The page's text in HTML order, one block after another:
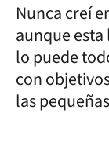
Nunca creí
aunque esta
lo puede
con
las